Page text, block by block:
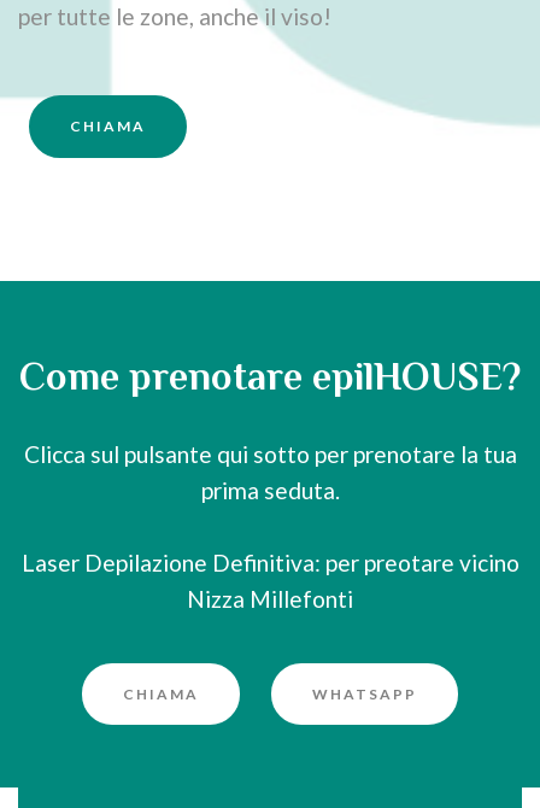
per tutte le zone, anche il viso!
CHIAMA
Come prenotare epilHOUSE?
Clicca sul pulsante qui sotto per prenotare la tua
prima seduta.
Laser Depilazione Definitiva: per preotare vicino
Nizza Millefonti
CHIAMA WHATSAPP